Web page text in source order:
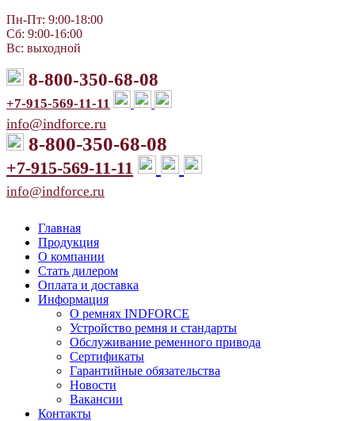
Пн-Пт: 9:00-18:00
Сб: 9:00-16:00
Вс: выходной
8-800-350-68-08
+7-915-569-11-11
info@indforce.ru
8-800-350-68-08
+7-915-569-11-11
info@indforce.ru
Главная
Продукция
О компании
Стать дилером
Оплата и доставка
Информация
О ремнях INDFORCE
Устройство ремня и стандарты
Обслуживание ременного привода
Сертификаты
Гарантийные обязательства
Новости
Вакансии
Контакты